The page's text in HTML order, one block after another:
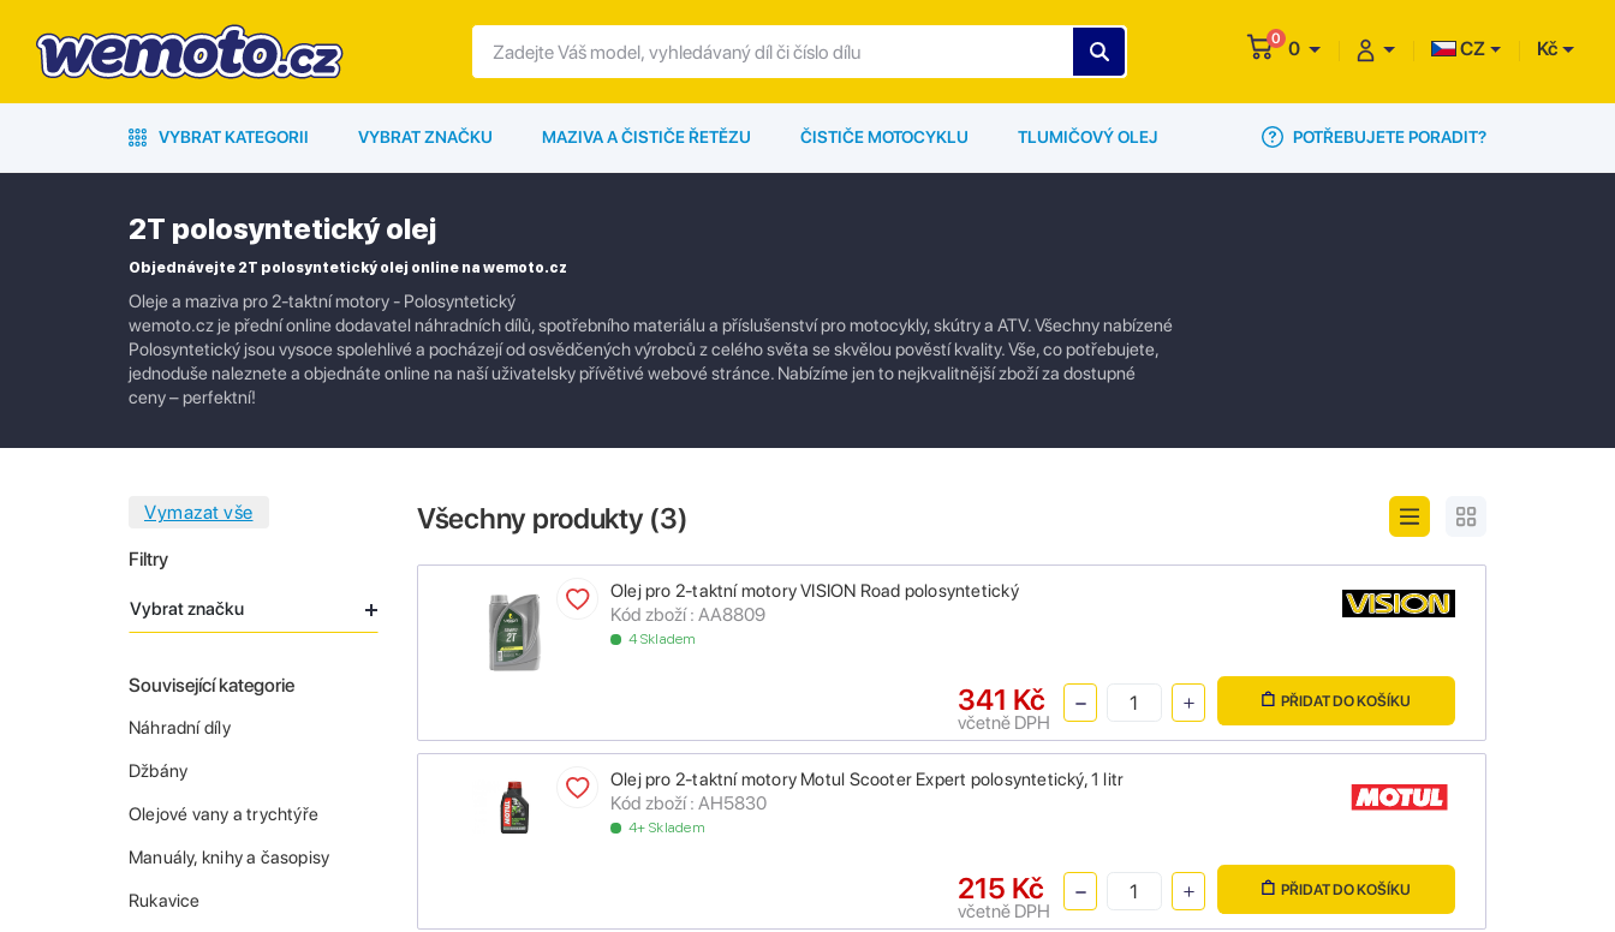
0 0 CZ Kč
VYBRAT KATEGORII VYBRAT ZNAČKU MAZIVA A ČISTIČE ŘETĚZU ČISTIČE MOTOCYKLU TLUMIČOVÝ OLEJ POTŘEBUJETE PORADIT?
2T polosyntetický olej
Objednávejte 2T polosyntetický olej online na wemoto.cz
Oleje a maziva pro 2-taktní motory - Polosyntetický
wemoto.cz je přední online dodavatel náhradních dílů, spotřebního materiálu a příslušenství pro motocykly, skútry a ATV. Všechny nabízené
Polosyntetický jsou vysoce spolehlivé a pocházejí od osvědčených výrobců z celého světa se skvělou pověstí kvality. Vše, co potřebujete,
jednoduše naleznete a objednáte online na naší uživatelsky přívětivé webové stránce. Nabízíme jen to nejkvalitnější zboží za dostupné
ceny – perfektní!
Filtry
Vybrat značku
Související kategorie
Náhradní díly
Džbány
Olejové vany a trychtýře
Manuály, knihy a časopisy
Rukavice
Všechny produkty (3)
Olej pro 2-taktní motory VISION Road polosyntetický
Kód zboží : AA8809
4 Skladem
341 Kč
včetně DPH
PŘIDAT DO KOŠÍKU
Olej pro 2-taktní motory Motul Scooter Expert polosyntetický, 1 litr
Kód zboží : AH5830
4+ Skladem
215 Kč
včetně DPH
PŘIDAT DO KOŠÍKU